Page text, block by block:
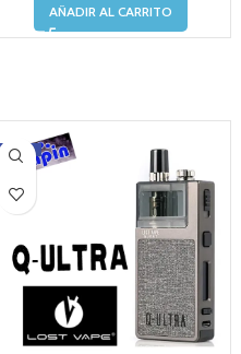
AÑADIR AL CARRITO
-18%